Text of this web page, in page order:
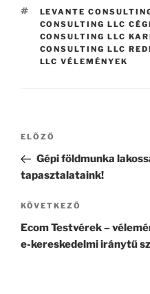
CÍMKÉK
LEVANTE
CONSULTING LLC
CONSULTING LLC
CONSULTING LLC
LLC VÉLEMÉNYEK
Bejegyzés
Korábbi
bejegyzés
ELŐZŐ
Gépi földmunka
tapasztalataink!
Következő
bejegyzés
KÖVETKEZŐ
Ecom Testvérek –
e-kereskedelmi iránytű